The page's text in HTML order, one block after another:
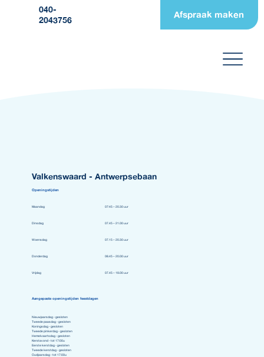
040-
2043756
Afspraak maken
Valkenswaard - Antwerpsebaan
Openingstijden
Maandag 07:45 – 20.30 uur
Dinsdag 07.45 – 21.00 uur
Woensdag 07.15 – 20.30 uur
Donderdag 08.45 – 20.00 uur
Vrijdag 07.45 – 18.00 uur
Aangepaste openingstijden feestdagen
Nieuwjaarsdag - gesloten
Tweede paasdag - gesloten
Koningsdag - gesloten
Tweede pinkerdag - gesloten
Hemelvaartsdag - gesloten
Kerstavond - tot 17:00u
Eerste kerstdag - gesloten
Tweede kerstdag - gesloten
Oudjaarsdag - tot 17:00u